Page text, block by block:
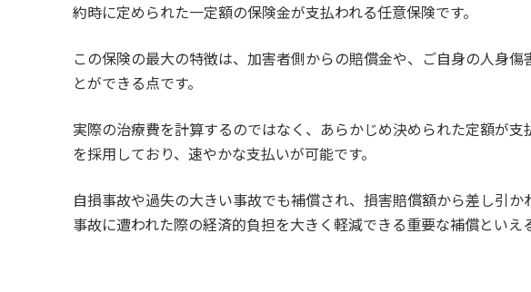
約時に定められた一定額の保険金が支払われる任意保険です。
この保険の最大の特徴は、加害者側からの賠償金や、ご自身の人身傷
とができる点です。
実際の治療費を計算するのではなく、あらかじめ決められた定額が支
を採用しており、速やかな支払いが可能です。
自損事故や過失の大きい事故でも補償され、損害賠償額から差し引
事故に遭われた際の経済的負担を大きく軽減できる重要な補償といえ